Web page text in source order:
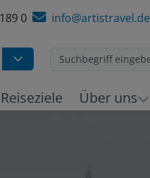
0 info@artistravel.de
Reiseziele Über uns